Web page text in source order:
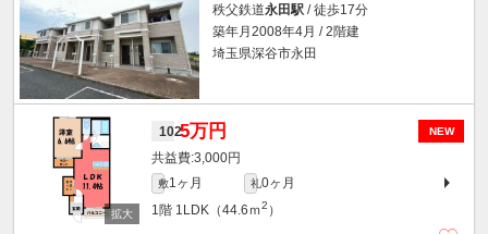
秩父鉄道永田駅 / 徒歩17分
築年月2008年4月 / 2階建
埼玉県深谷市永田
NEW
1025万円
3,000円
敷1ヶ月 礼0ヶ月
1階 1LDK（44.6ｍ2 ）